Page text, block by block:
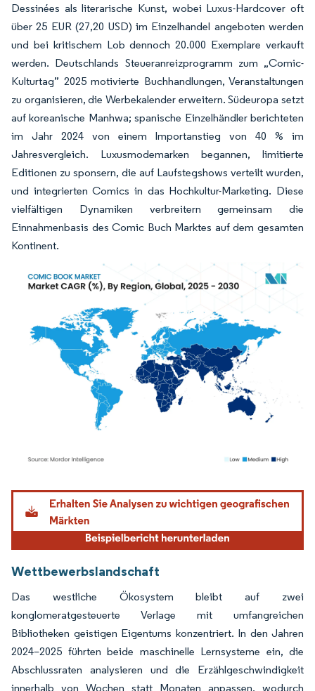
Dessinées als literarische Kunst, wobei Luxus-Hardcover oft
über 25 EUR (27,20 USD) im Einzelhandel angeboten werden
und bei kritischem Lob dennoch 20.000 Exemplare verkauft
werden. Deutschlands Steueranreizprogramm zum „Comic-
Kulturtag” 2025 motivierte Buchhandlungen, Veranstaltungen
zu organisieren, die Werbekalender erweitern. Südeuropa setzt
auf koreanische Manhwa; spanische Einzelhändler berichteten
im Jahr 2024 von einem Importanstieg von 40 % im
Jahresvergleich. Luxusmodemarken begannen, limitierte
Editionen zu sponsern, die auf Laufstegshows verteilt wurden,
und integrierten Comics in das Hochkultur-Marketing. Diese
vielfältigen Dynamiken verbreitern gemeinsam die
Einnahmenbasis des Comic Buch Marktes auf dem gesamten
Kontinent.
Bild © Mordor Intelligence. Wiederverwendung erfordert Namensnennung gemäß
Wettbewerbslandschaft
Das westliche Ökosystem bleibt auf zwei
konglomeratgesteuerte Verlage mit umfangreichen
Bibliotheken geistigen Eigentums konzentriert. In den Jahren
2024–2025 führten beide maschinelle Lernsysteme ein, die
Abschlussraten analysieren und die Erzählgeschwindigkeit
innerhalb von Wochen statt Monaten anpassen, wodurch